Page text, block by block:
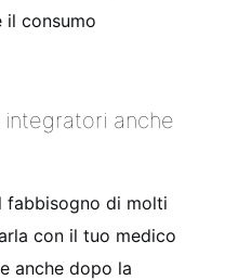
il consumo
integratori anche
fabbisogno di molti
con il tuo medico
anche dopo la